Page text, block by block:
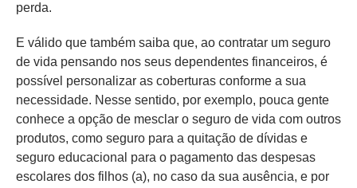
perda.
E válido que também saiba que, ao contratar um seguro
de vida pensando nos seus dependentes financeiros, é
possível personalizar as coberturas conforme a sua
necessidade. Nesse sentido, por exemplo, pouca gente
conhece a opção de mesclar o seguro de vida com outros
produtos, como seguro para a quitação de dívidas e
seguro educacional para o pagamento das despesas
escolares dos filhos (a), no caso da sua ausência, e por